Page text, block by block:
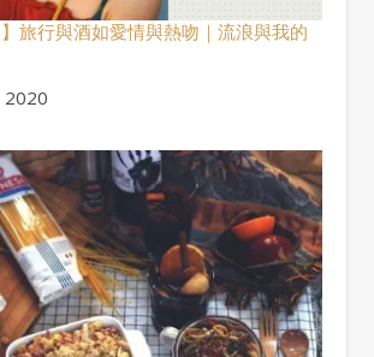
】旅行與酒如愛情與熱吻｜流浪與我的
2020